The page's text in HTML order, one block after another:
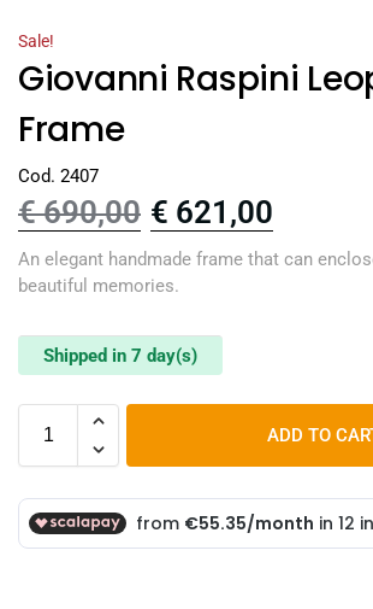
Sale!
Giovanni Raspini
Frame
Cod. 2407
€690,00 € 621,00
An elegant handmade frame that can
beautiful memories.
Shipped in 7 day(s)
ADD TO